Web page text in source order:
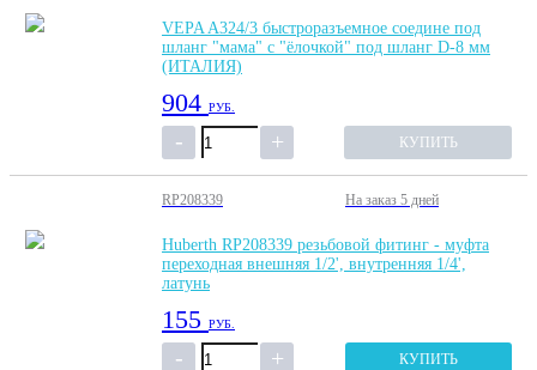
VEPA A324/3 быстроразъемное соедине под
шланг "мама" с "ёлочкой" под шланг D-8 мм
(ИТАЛИЯ)
904 РУБ.
КУПИТЬ
RP208339 На заказ 5 дней
Huberth RP208339 резьбовой фитинг - муфта
переходная внешняя 1/2', внутренняя 1/4',
латунь
155 РУБ.
КУПИТЬ